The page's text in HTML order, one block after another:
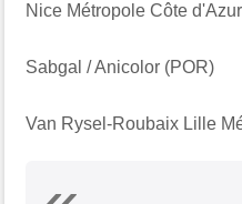
Nice Métropole Côte
Sabgal / Anicolor (POR)
Van Rysel-Roubaix Lille